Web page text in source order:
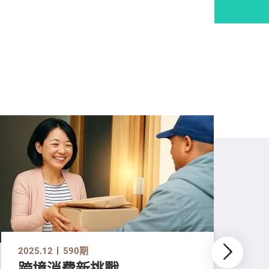
2025.12 590期